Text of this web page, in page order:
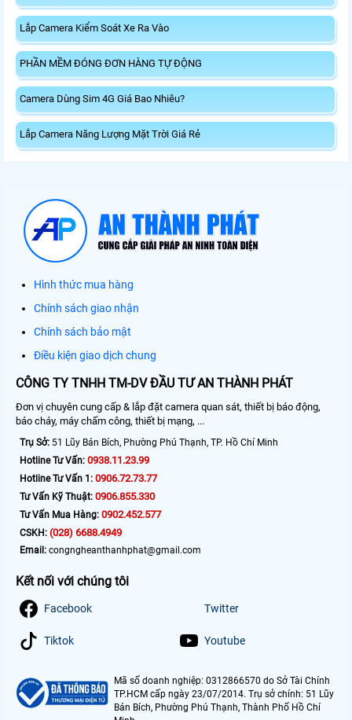
Lắp Camera Kiểm Soát Xe Ra Vào
PHẦN MỀM ĐÓNG ĐƠN HÀNG TỰ ĐỘNG
Camera Dùng Sim 4G Giá Bao Nhiêu?
Lắp Camera Năng Lượng Mặt Trời Giá Rẻ
Hình thức mua hàng
Chính sách giao nhận
Chính sách bảo mật
Điều kiện giao dịch chung
CÔNG TY TNHH TM-DV ĐẦU TƯ AN THÀNH PHÁT
Đơn vị chuyên cung cấp & lắp đặt camera quan sát, thiết bị báo động,
báo cháy, máy chấm công, thiết bị mạng, ...
Trụ Sở: 51 Lũy Bán Bích, Phường Phú Thạnh, TP. Hồ Chí Minh
Hotline Tư Vấn: 0938.11.23.99
Hotline Tư Vấn 1: 0906.72.73.77
Tư Vấn Kỹ Thuật: 0906.855.330
Tư Vấn Mua Hàng: 0902.452.577
CSKH: (028) 6688.4949
Email: congngheanthanhphat@gmail.com
Kết nối với chúng tôi
Facebook Twitter
Tiktok Youtube
Mã số doanh nghiệp: 0312866570 do Sở Tài Chính
TP.HCM cấp ngày 23/07/2014. Trụ sở chính: 51 Lũy
Bán Bích, Phường Phú Thạnh, Thành Phố Hồ Chí